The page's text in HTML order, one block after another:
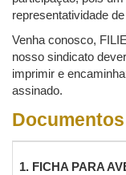
representatividade
Venha conosco,
nosso sindicato
imprimir e
assinado.
Documentos
1. FICHA PARA